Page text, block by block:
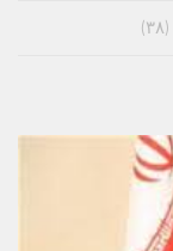
(۳۸)